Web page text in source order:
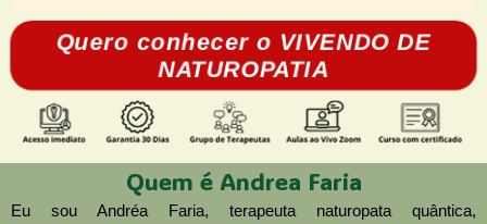
Quero conhecer o VIVENDO DE
NATUROPATIA
Quem é Andrea Faria
Eu sou Andréa Faria, terapeuta naturopata quântica,